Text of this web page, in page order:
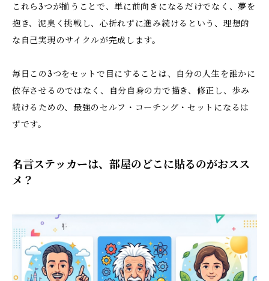
これら3つが揃うことで、単に前向きになるだけでなく、夢を
抱き、泥臭く挑戦し、心折れずに進み続けるという、理想的
な自己実現のサイクルが完成します。
毎日この3つをセットで目にすることは、自分の人生を誰かに
依存させるのではなく、自分自身の力で描き、修正し、歩み
続けるための、最強のセルフ・コーチング・セットになるは
ずです。
名言ステッカーは、部屋のどこに貼るのがおスス
メ？